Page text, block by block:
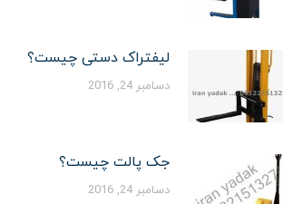
لیفتراک دستی چیست؟
دسامبر 24, 2016
جک پالت چیست؟
دسامبر 24, 2016